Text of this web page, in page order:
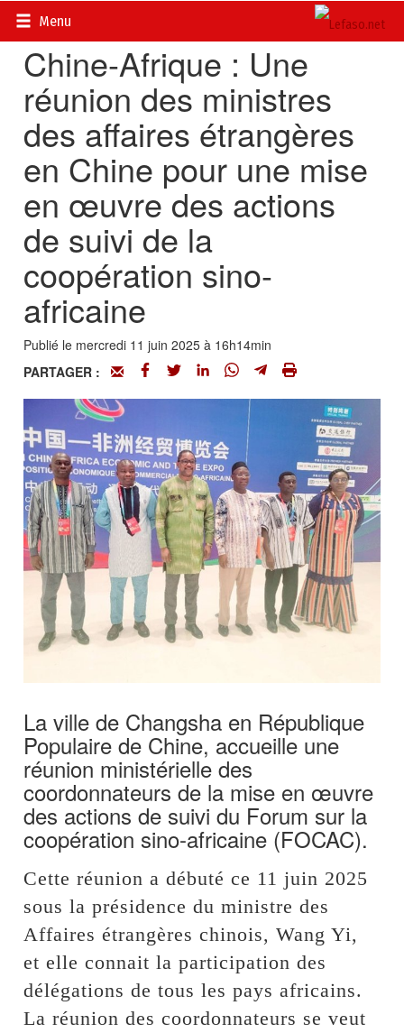
Menu
Accueil>
Chine-Afrique : Une
réunion des ministres
des affaires étrangères
en Chine pour une mise
en œuvre des actions
de suivi de la
coopération sino-
africaine
Publié le mercredi 11 juin 2025 à 16h14min
PARTAGER :
La ville de Changsha en République
Populaire de Chine, accueille une
réunion ministérielle des
coordonnateurs de la mise en œuvre
des actions de suivi du Forum sur la
coopération sino-africaine (FOCAC).
Cette réunion a débuté ce 11 juin 2025
sous la présidence du ministre des
Affaires étrangères chinois, Wang Yi,
et elle connait la participation des
délégations de tous les pays africains.
La réunion des coordonnateurs se veut